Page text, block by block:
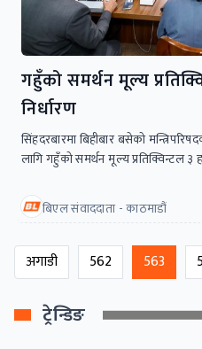
गहुँको समर्थन मूल्य
निर्धारण
सिंहदरबारमा बिहीबार बसेको
लागि गहुँको समर्थन मूल्य प्रतिक्विन्टल ३
बिएल संवाददाता - काठमाडौं
अगाडी 562 563
ट्रेन्डिङ